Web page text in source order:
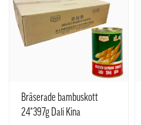
Bräserade bambuskott
24*397g Dali Kina